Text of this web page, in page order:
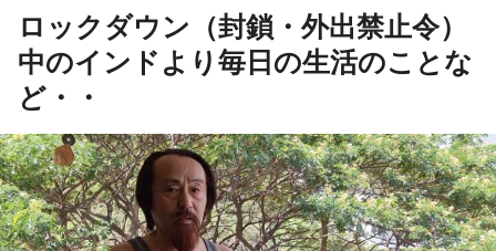
ロックダウン（封鎖・外出禁止令）
中のインドより毎日の生活のことな
ど・・